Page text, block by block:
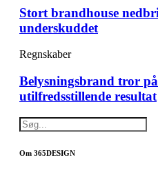
Stort brandhouse
underskuddet
Regnskaber
Belysningsbrand tror
utilfredsstillende resultat
Om 365DESIGN